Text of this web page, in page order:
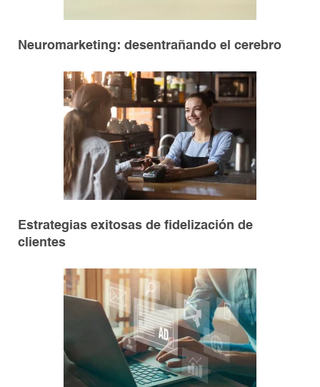
Neuromarketing: desentrañando el cerebro
Estrategias exitosas de fidelización de
clientes